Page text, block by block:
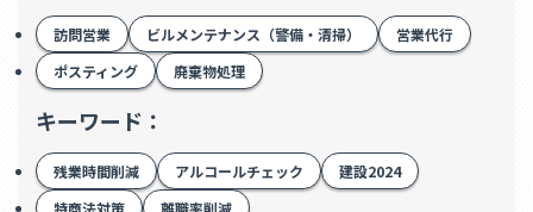
訪問営業 ビルメンテナンス（警備・清掃）
営業代行
ポスティング
廃棄物処理
キーワード：
残業時間削減 アルコールチェック
建設2024
特商法対策
離職率削減